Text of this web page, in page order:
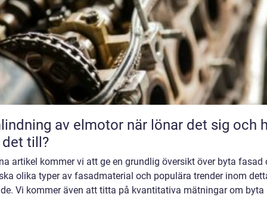
av elmotor när lönar det sig och hur
till?
artikel kommer vi att ge en grundlig översikt över byta fasad
olika typer av fasadmaterial och populära trender inom
Vi kommer även att titta på kvantitativa mätningar om byta